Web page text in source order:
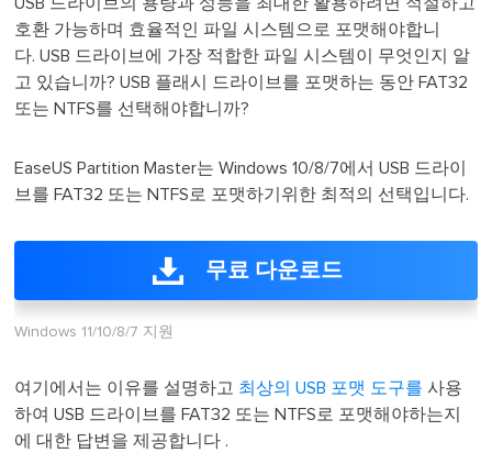
호환 가능하며 효율적인 파일 시스템으로 포맷해야합니
다. USB 드라이브에 가장 적합한 파일 시스템이 무엇인지 알
고 있습니까? USB 플래시 드라이브를 포맷하는 동안 FAT32
또는 NTFS를 선택해야합니까?
EaseUS Partition Master는 Windows 10/8/7에서 USB 드라이
브를 FAT32 또는 NTFS로 포맷하기위한 최적의 선택입니다.
무료 다운로드
Windows 11/10/8/7 지원
여기에서는 이유를 설명하고 최상의 USB 포맷 도구를 사용
하여 USB 드라이브를 FAT32 또는 NTFS로 포맷해야하는지
에 대한 답변을 제공합니다 .